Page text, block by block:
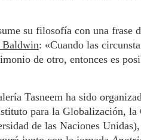
su filosofía con una frase
Baldwin: «Cuando las
de otro, entonces es
Tasneem ha sido
para la Globalización, la
de las Naciones Unidas),